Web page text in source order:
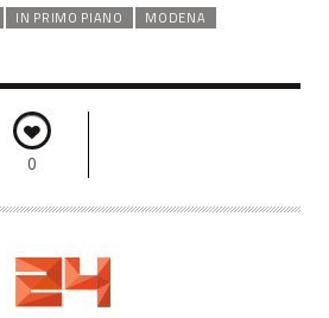
IN PRIMO PIANO
MODENA
0